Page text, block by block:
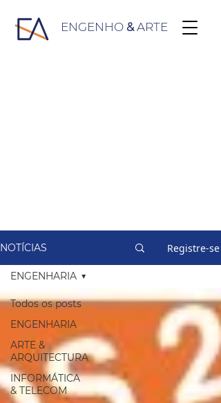
ENGENHO &ARTE
NOTÍCIAS Registre-se
Todos os posts
ENGENHARIA
ARTE &
ARQUITECTURA
INFORMÁTICA
& TELECOM
ENGENHARIA